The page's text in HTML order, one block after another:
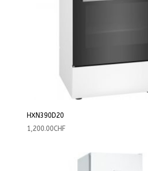
HXN390D20
1,200.00CHF